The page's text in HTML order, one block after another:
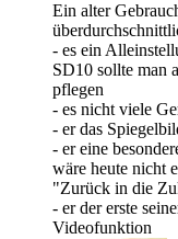
Ein alter
- es ein
SD10 sollte man
pflegen
- es nicht viele
- er das
- er eine
wäre heute nicht
"Zurück in die
- er der erste
Videofunktion